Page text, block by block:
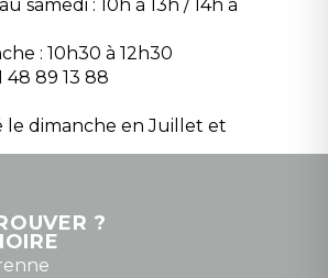
samedi : 10h à 13h / 14h à
: 10h30 à 12h30
48 89 13 88
le dimanche en Juillet et
griffe-noire.com
?